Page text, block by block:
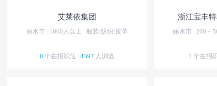
艾莱依集团
丽水市 1000人以上 服装/纺织/皮革
0 个在招职位 4397 人浏览
浙江宝丰
丽水市 200～
1 个在招